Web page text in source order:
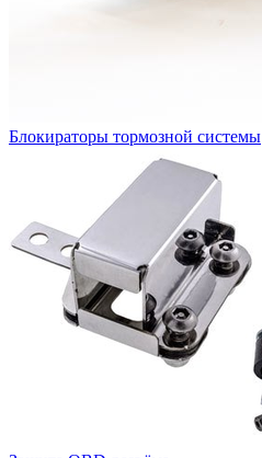
Блокираторы тормозной системы